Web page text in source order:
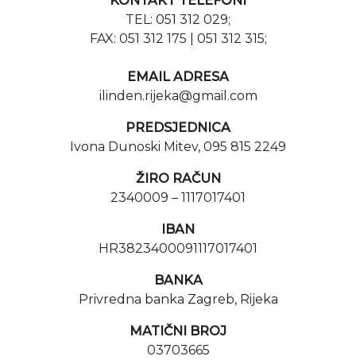
TEL: 051 312 029;
FAX: 051 312 175 | 051 312 315;
EMAIL ADRESA
ilinden.rijeka@gmail.com
PREDSJEDNICA
Ivona Dunoski Mitev, 095 815 2249
ŽIRO RAČUN
2340009 – 1117017401
IBAN
HR3823400091117017401
BANKA
Privredna banka Zagreb, Rijeka
MATIČNI BROJ
03703665